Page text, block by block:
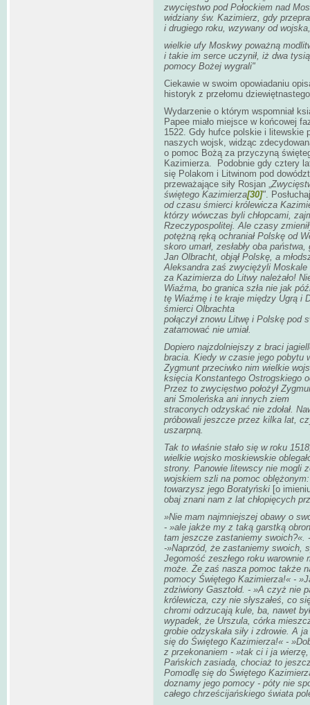
zwycięstwo pod Połockiem nad
widziany św. Kazimierz, gdy
i drugiego roku, wzywany od
wielkie ufy Moskwy poważną
i takie im serce uczynił, iż dwa
pomocy Bożej wygrali"
Ciekawie w swoim opowiadaniu
historyk z przełomu
Wydarzenie o którym wspomniał
Papee miało miejsce w końcowej
1522. Gdy hufce polskie i litewskie
naszych wojsk, widząc
o pomoc Bożą za przyczyną
Kazimierza. Podobnie gdy cztery
się Polakom i Litwinom pod
przeważające siły Rosjan „
świętego Kazimierza[30]".
od czasu śmierci królewicza
którzy wówczas byli chłopcami,
Rzeczypospolitej. Ale czasy
potężną ręką ochraniał Polskę od
skoro umarł, zesłabły oba
Jan Olbracht, objął Polskę, a
Aleksandra zaś zwyciężyli
za Kazimierza do Litwy należało!
Wiaźma, bo granica szła nie jak
tę Wiaźmę i te kraje między Ugrą i
śmierci Olbrachta
połączył znowu Litwę i Polskę pod
zatamować nie umiał.
Dopiero najzdolniejszy z braci
bracia. Kiedy w czasie jego pobytu
Zygmunt przeciwko nim wielkie
księcia Konstantego Ostrogskiego
Przez to zwycięstwo położył
ani Smoleńska ani innych ziem
straconych odzyskać nie zdołał.
próbowali jeszcze przez kilka lat,
uszarpną.
Tak to właśnie stało się w roku
wielkie wojsko moskiewskie
strony. Panowie litewscy nie mogli
wojskiem szli na pomoc
towarzysz jego Boratyński [o
obaj znani nam z lat chłopięcych
»Nie mam najmniejszej obawy o
- »ale jakże my z taką garstką
tam jeszcze zastaniemy swoich?«.
-»Naprzód, że zastaniemy swoich,
Jegomość zeszłego roku warownie
może. Że zaś nasza pomoc także
pomocy Świętego Kazimierza!« -
zdziwiony Gasztołd. - »A czyż nie
królewicza, czy nie słyszałeś, co
chromi odrzucają kule, ba, nawet
wypadek, że Urszula, córka
grobie odzyskała siły i zdrowie. A
się do Świętego Kazimierza!« -
z przekonaniem - »tak ci i ja
Pańskich zasiada, chociaż to
Pomodlę się do Świętego
doznamy jego pomocy - póty nie
całego chrześcijańskiego świata